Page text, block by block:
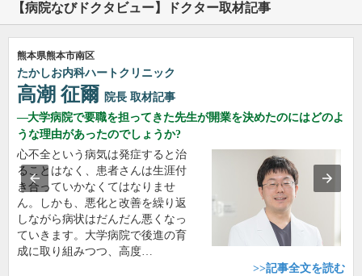
【病院なびドクタビュー】ドクター取材記事
熊本県熊本市南区
たかしお内科ハートクリニック
高潮 征爾 院長 取材記事
大学病院で要職を担ってきた先生が開業を決めたのにはどのよ
うな理由があったのでしょうか?
心不全という病気は発症すると治
ることはなく、患者さんは生涯付
き合っていかなくてはなりませ
ん。しかも、悪化と改善を繰り返
しながら病状はだんだん悪くなっ
ていきます。大学病院で後進の育
成に取り組みつつ、高度…
>>記事全文を読む